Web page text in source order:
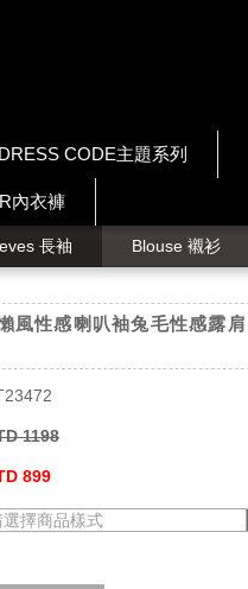
DRESS CODE主題系列
內衣褲
長袖 Blouse 襯衫
風性感喇叭袖兔毛性感露肩
1198
899
選擇商品樣式